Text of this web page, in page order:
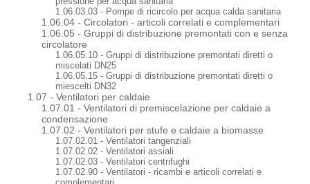
1.06.03.03 - Pompe di ricircolo per acqua calda sanitaria
1.06.04 - Circolatori - articoli correlati e complementari
1.06.05 - Gruppi di distribuzione premontati con e senza
circolatore
1.06.05.10 - Gruppi di distribuzione premontati diretti o
miscelati DN25
1.06.05.15 - Gruppi di distribuzione premontati diretti o
miescelti DN32
1.07 - Ventilatori per caldaie
1.07.01 - Ventilatori di premiscelazione per caldaie a
condensazione
1.07.02 - Ventilatori per stufe e caldaie a biomasse
1.07.02.01 - Ventilatori tangenziali
1.07.02.02 - Ventilatori assiali
1.07.02.03 - Ventilatori centrifughi
1.07.02.90 - Ventilatori - ricambi e articoli correlati e